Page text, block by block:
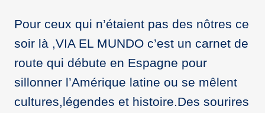
Pour ceux qui n’étaient pas des nôtres ce
soir là ,VIA EL MUNDO c’est un carnet de
route qui débute en Espagne pour
sillonner l’Amérique latine ou se mêlent
cultures,légendes et histoire.Des sourires